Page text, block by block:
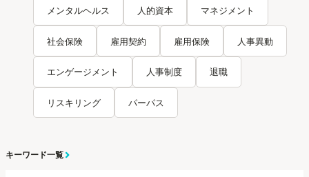
メンタルヘルス 人的資本 マネジメント
社会保険 雇用契約 雇用保険 人事異動
エンゲージメント 人事制度 退職
リスキリング パーパス
キーワード一覧